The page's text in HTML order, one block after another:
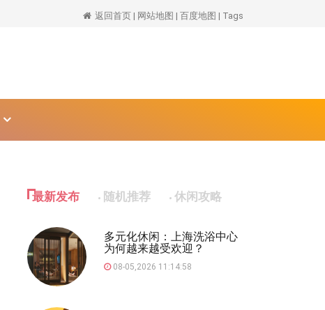
返回首页 | 网站地图 | 百度地图 | Tags
最新发布 随机推荐 休闲攻略
多元化休闲：上海洗浴中心
为何越来越受欢迎？
08-05,2026 11:14:58